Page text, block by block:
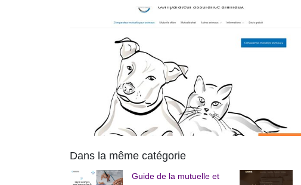
Dans la même catégorie
Guide de la mutuelle et